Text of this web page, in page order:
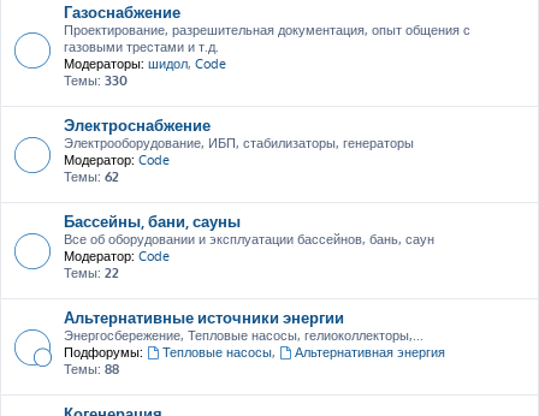
Газоснабжение
Проектирование, разрешительная документация, опыт общения с
газовыми трестами и т.д.
Модераторы: шидол, Code
Темы: 330
Электроснабжение
Электрооборудование, ИБП, стабилизаторы, генераторы
Модератор: Code
Темы: 62
Бассейны, бани, сауны
Все об оборудовании и эксплуатации бассейнов, бань, саун
Модератор: Code
Темы: 22
Альтернативные источники энергии
Энергосбережение, Тепловые насосы, гелиоколлекторы,...
Подфорумы:
Тепловые насосы,
Альтернативная энергия
Темы: 88